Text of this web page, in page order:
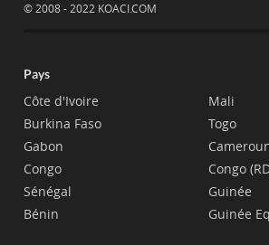
© 2008 - 2022 KOACI.COM
Pays
Côte d'Ivoire
Burkina Faso
Gabon
Congo
Sénégal
Bénin
Mali
Togo
Congo
Guinée
Guinée